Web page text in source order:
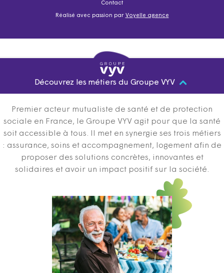
Contact
Réalisé avec passion par Voyelle agence
Découvrez les métiers du Groupe VYV
Premier acteur mutualiste de santé et de protection
sociale en France, le Groupe VYV agit pour que la santé
soit accessible à tous. Il met en synergie ses trois métiers
: assurance, soins et accompagnement, logement afin de
proposer des solutions concrètes, innovantes et
solidaires et avoir un impact positif sur la société.